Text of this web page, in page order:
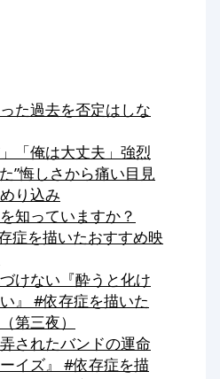
た過去を否定はしな
「俺は大丈夫」強烈
”悔しさから痛い目見
り込み
知っていますか？
症を描いたおすすめ映
けない『酔うと化け
』 #依存症を描いた
第三夜）
されたバンドの運命
イズ』 #依存症を描